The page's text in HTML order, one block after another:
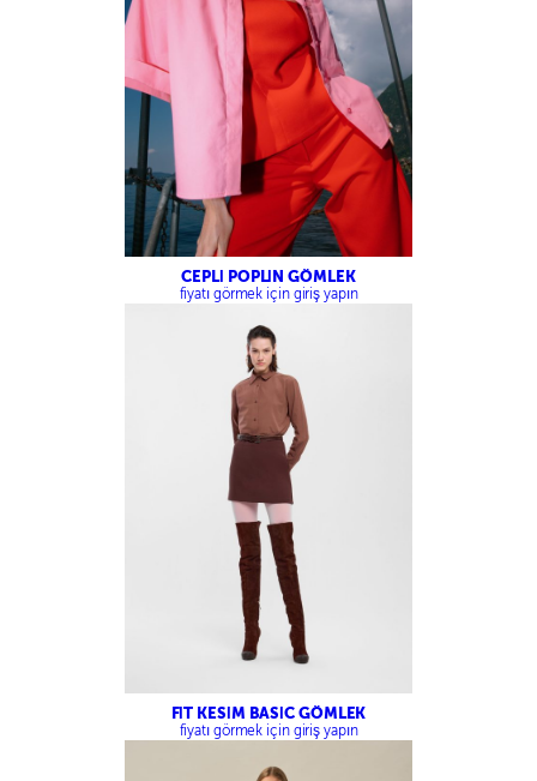
CEPLİ POPLİN GÖMLEK
fiyatı görmek için giriş yapın
FİT KESİM BASİC GÖMLEK
fiyatı görmek için giriş yapın